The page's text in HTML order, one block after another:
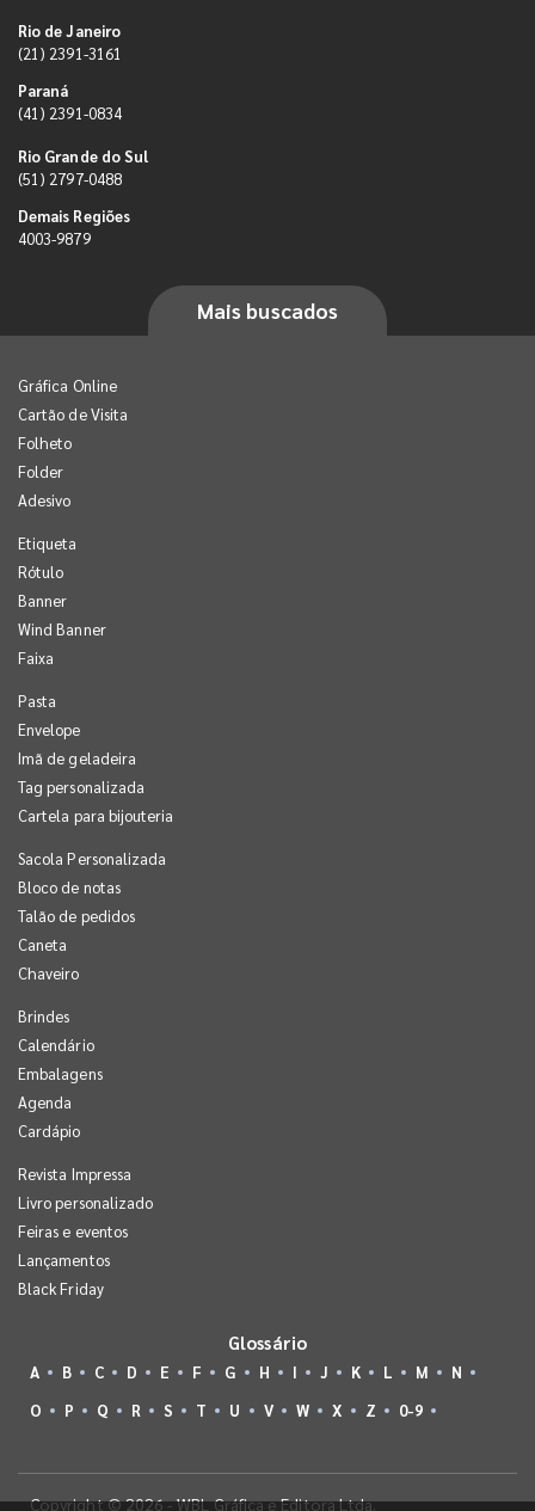
Rio de Janeiro
(21) 2391-3161
Paraná
(41) 2391-0834
Rio Grande do Sul
(51) 2797-0488
Demais Regiões
4003-9879
Mais buscados
Gráfica Online
Cartão de Visita
Folheto
Folder
Adesivo
Etiqueta
Rótulo
Banner
Wind Banner
Faixa
Pasta
Envelope
Imã de geladeira
Tag personalizada
Cartela para bijouteria
Sacola Personalizada
Bloco de notas
Talão de pedidos
Caneta
Chaveiro
Brindes
Calendário
Embalagens
Agenda
Cardápio
Revista Impressa
Livro personalizado
Feiras e eventos
Lançamentos
Black Friday
Glossário
A B C D E F G H I J K L M
N
O
P Q R S T U V W X Z 0-9
Copyright © 2026 - WBL Gráfica e Editora Ltda.